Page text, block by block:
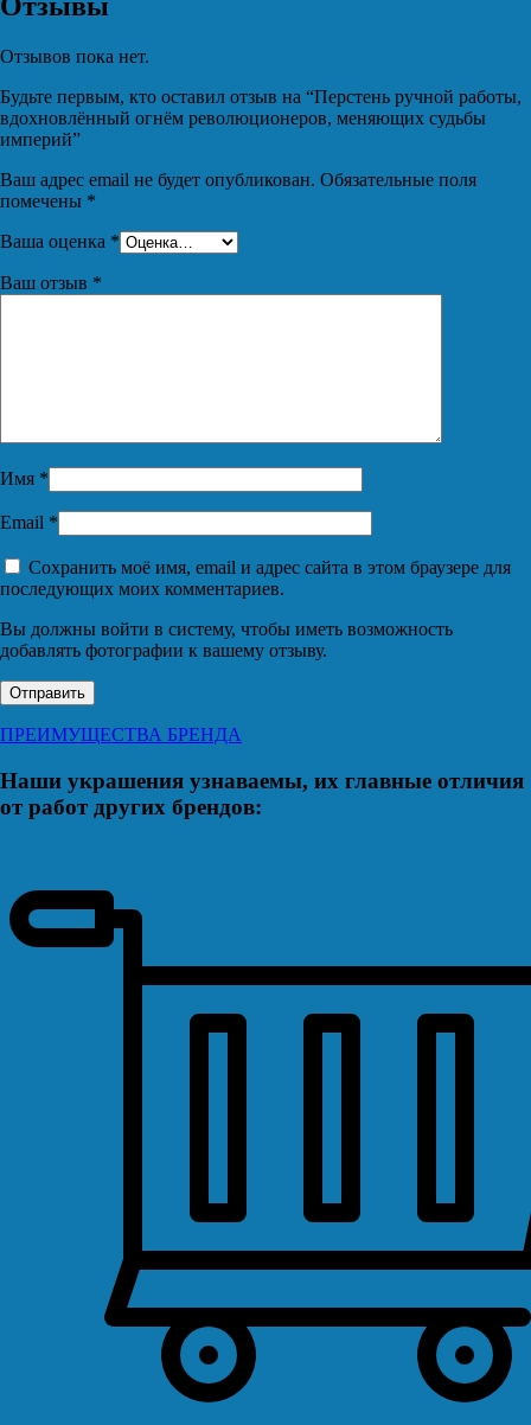
Отзывы
Отзывов пока нет.
Будьте первым, кто оставил отзыв на “Перстень ручной работы,
вдохновлённый огнём революционеров, меняющих судьбы
империй”
Ваш адрес email не будет опубликован. Обязательные поля
помечены *
Ваша оценка *
Ваш отзыв *
Имя *
Email *
Сохранить моё имя, email и адрес сайта в этом браузере для
последующих моих комментариев.
Вы должны войти в систему, чтобы иметь возможность
добавлять фотографии к вашему отзыву.
ПРЕИМУЩЕСТВА БРЕНДА
Наши украшения узнаваемы, их главные отличия
от работ других брендов: